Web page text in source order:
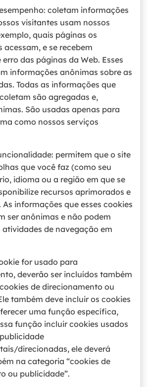
coletam informações
visitantes usam nossos
quais páginas os
acessam, e se recebem
das páginas da Web. Esses
informações anônimas sobre as
Todas as informações que
são agregadas e,
São usadas apenas para
como nossos serviços
permitem que o site
que você faz (como seu
idioma ou a região em que se
recursos aprimorados e
As informações que esses cookies
ser anônimas e não podem
de navegação em
for usado para
deverão ser incluídos também
de direcionamento ou
também deve incluir os cookies
uma função específica,
função incluir cookies usados
direcionadas, ele deverá
na categoria “cookies de
ou publicidade”.